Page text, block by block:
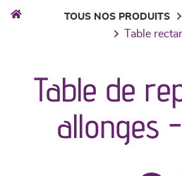
séjours
meubles de complément
TOUS NOS PRODUITS
table
Table de
allonges